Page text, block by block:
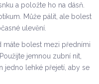
a položte ho na dásň.
Může pálit, ale bolest
ulevění.
máte bolest mezi předními
jemnou zubní nit,
jedno lehké přejetí, aby se